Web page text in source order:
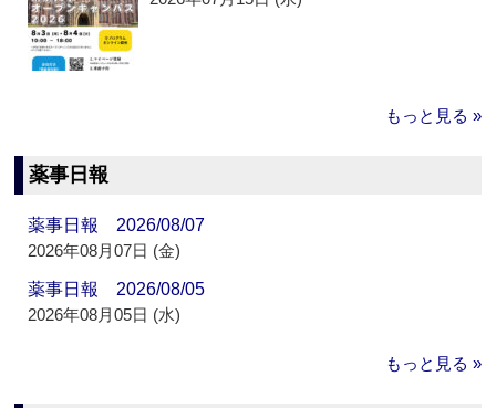
もっと見る »
薬事日報
薬事日報 2026/08/07
2026年08月07日 (金)
薬事日報 2026/08/05
2026年08月05日 (水)
もっと見る »